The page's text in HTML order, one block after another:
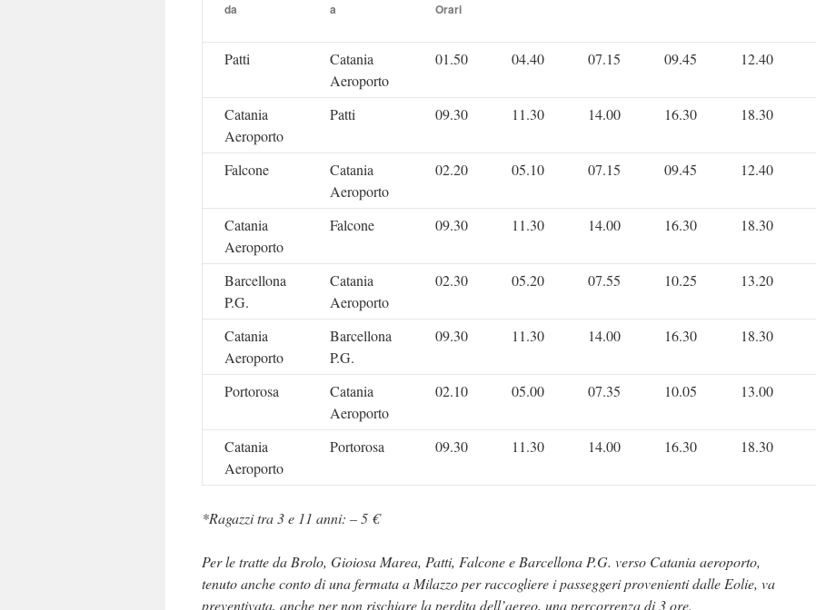
da a Orari
Patti
Catania
Aeroporto
01.50 04.40 07.15 09.45 12.40
Catania
Aeroporto
Patti 09.30 11.30 14.00 16.30 18.30
Falcone
Catania
Aeroporto
02.20 05.10 07.15 09.45 12.40
Catania
Aeroporto
Falcone 09.30 11.30 14.00 16.30 18.30
Barcellona
P.G.
Catania
Aeroporto
02.30 05.20 07.55 10.25 13.20
Catania
Aeroporto
Barcellona
P.G.
09.30 11.30 14.00 16.30 18.30
Portorosa
Catania
Aeroporto
02.10 05.00 07.35 10.05 13.00
Catania
Aeroporto
Portorosa 09.30 11.30 14.00 16.30 18.30
*Ragazzi tra 3 e 11 anni: – 5 €
Per le tratte da Brolo, Gioiosa Marea, Patti, Falcone e Barcellona P.G. verso Catania aeroporto,
tenuto anche conto di una fermata a Milazzo per raccogliere i passeggeri provenienti dalle Eolie, va
preventivata, anche per non rischiare la perdita dell’aereo, una percorrenza di 3 ore.